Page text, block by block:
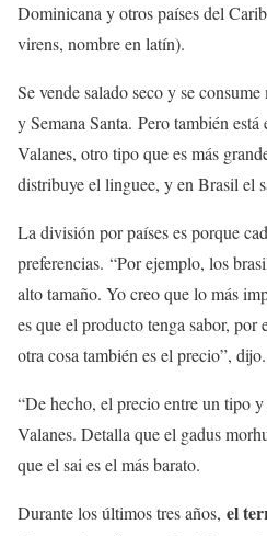
Dominicana y otros países del
virens, nombre en latín).
Se vende salado seco y se
y Semana Santa. Pero también
Valanes, otro tipo que es más
distribuye el linguee, y en Brasil el
La división por países es porque
preferencias. “Por ejemplo, los
alto tamaño. Yo creo que lo más
es que el producto tenga sabor,
otra cosa también es el precio”, dijo.
“De hecho, el precio entre un tipo
Valanes. Detalla que el gadus
que el sai es el más barato.
Durante los últimos tres años, el